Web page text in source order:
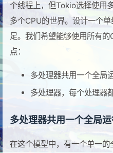
个线程上，但Tokio选择使用
多个CPU的世界。设计一个
足。我们希望能够使用所有
点：
多处理器共用一个全局
多处理器，每个处理器
多处理器共用一个全局运
在这个模型中，有一个单一